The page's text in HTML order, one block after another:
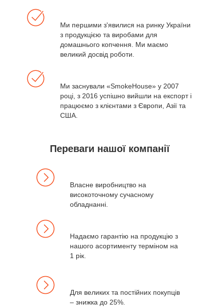
Ми першими з'явилися на ринку України
з продукцією та виробами для
домашнього копчення. Ми маємо
великий досвід роботи.
Ми заснували «SmokeHouse» у 2007
році, з 2016 успішно вийшли на експорт і
працюємо з клієнтами з Європи, Азії та
США.
Переваги нашої компанії
Власне виробництво на
високоточному сучасному
обладнанні.
Надаємо гарантію на продукцію з
нашого асортименту терміном на
1 рік.
Для великих та постійних покупців
– знижка до 25%.